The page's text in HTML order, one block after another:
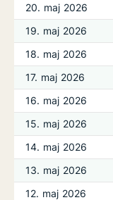
20. maj 2026
19. maj 2026
18. maj 2026
17. maj 2026
16. maj 2026
15. maj 2026
14. maj 2026
13. maj 2026
12. maj 2026